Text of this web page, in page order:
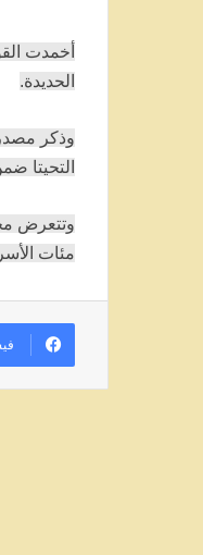
أخمدت
الحديدة.
وذكر
التحيتا
وتتعرض
مئات